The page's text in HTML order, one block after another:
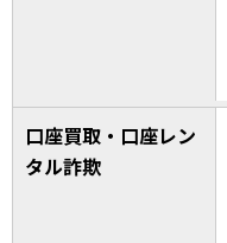
口座買取・口座レン
タル詐欺